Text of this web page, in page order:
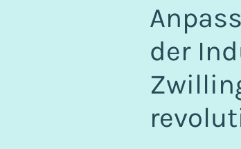
der